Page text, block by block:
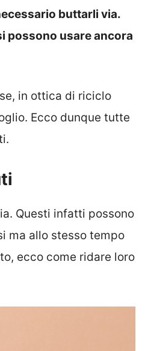
buttarli via.
possono usare ancora
in ottica di riciclo
Ecco dunque tutte
Questi infatti possono
ma allo stesso tempo
ecco come ridare loro